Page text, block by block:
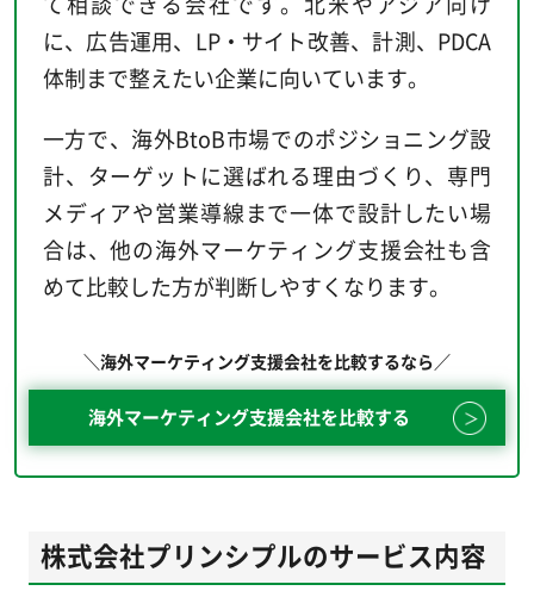
に、広告運用、LP・サイト改善、計測、PDCA
体制まで整えたい企業に向いています。
一方で、海外BtoB市場でのポジショニング設
計、ターゲットに選ばれる理由づくり、専門
メディアや営業導線まで一体で設計したい場
合は、他の海外マーケティング支援会社も含
めて比較した方が判断しやすくなります。
＼海外マーケティング支援会社を比較するなら／
海外マーケティング支援会社を比較する
株式会社プリンシプルのサービス内容